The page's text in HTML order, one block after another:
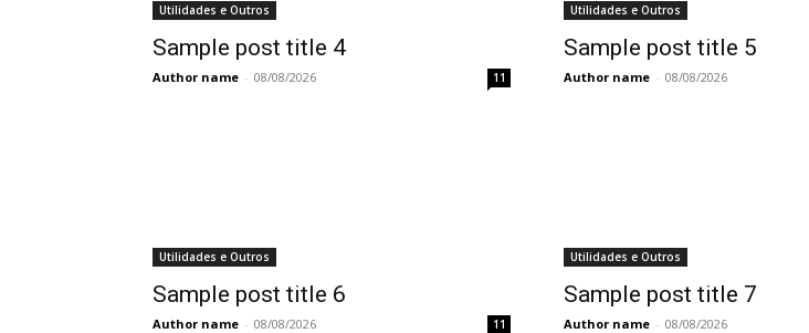
Utilidades e Outros
Sample post title 4
Author name - 08/08/2026 11
Utilidades e Outros
Sample post title 5
Author name - 08/08/2026
Utilidades e Outros
Sample post title 6
Author name - 08/08/2026 11
Utilidades e Outros
Sample post title 7
Author name - 08/08/2026